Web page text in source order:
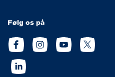
Følg os på